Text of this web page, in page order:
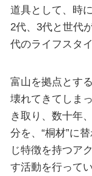
道具として、時
2代、3代と世代
代のライフスタ
富山を拠点とす
壊れてきてしま
き取り、数十年
分を、“桐材”に
じ特徴を持つア
す活動を行ってい